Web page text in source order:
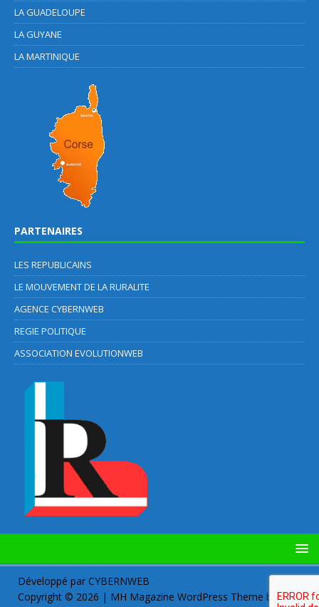
LA GUADELOUPE
LA GUYANE
LA MARTINIQUE
PARTENAIRES
LES REPUBLICAINS
LE MOUVEMENT DE LA RURALITE
AGENCE CYBERNWEB
REGIE POLITIQUE
ASSOCIATION EVOLUTIONWEB
Développé par CYBERNWEB
Copyright © 2026 | MH Magazine WordPress Theme byMH